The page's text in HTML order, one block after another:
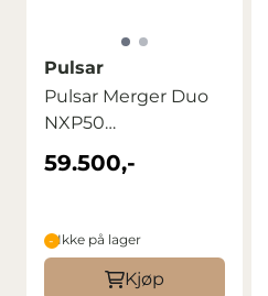
Pulsar
Pulsar Merger Duo
NXP50
Termisk/Nattoptikk
...
59.500,-
Ikke på lager
Kjøp